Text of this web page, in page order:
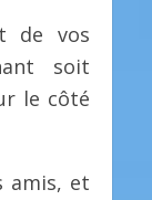
de vos
soit
le côté
amis, et